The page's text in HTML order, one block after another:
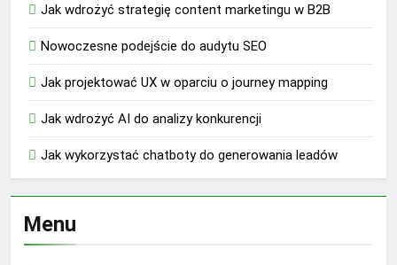
Jak wdrożyć strategię content marketingu w B2B
Nowoczesne podejście do audytu SEO
Jak projektować UX w oparciu o journey mapping
Jak wdrożyć AI do analizy konkurencji
Jak wykorzystać chatboty do generowania leadów
Menu